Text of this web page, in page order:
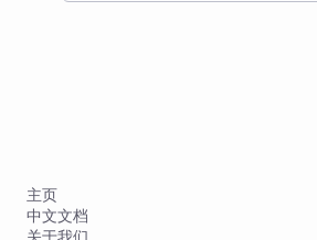
主页
中文文档